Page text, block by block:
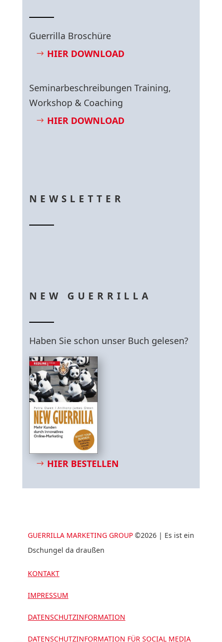
Guerrilla Broschüre
HIER DOWNLOAD
Seminarbeschreibungen Training,
Workshop & Coaching
HIER DOWNLOAD
NEWSLETTER
NEW GUERRILLA
Haben Sie schon unser Buch gelesen?
HIER BESTELLEN
GUERRILLA MARKETING GROUP ©2026 | Es ist ein
Dschungel da draußen
KONTAKT
IMPRESSUM
DATENSCHUTZINFORMATION
DATENSCHUTZINFORMATION FÜR SOCIAL MEDIA